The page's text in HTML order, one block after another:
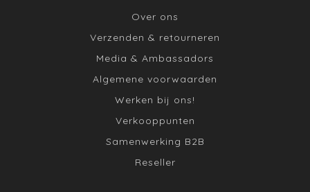
Over ons
Verzenden & retourneren
Media & Ambassadors
Algemene voorwaarden
Werken bij ons!
Verkooppunten
Samenwerking B2B
Reseller